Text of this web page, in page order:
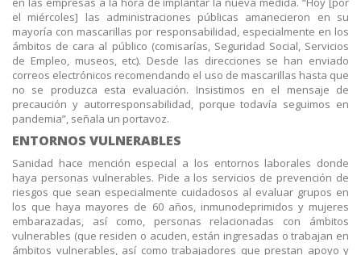
el miércoles] las administraciones públicas amanecieron en su
mayoría con mascarillas por responsabilidad, especialmente en los
ámbitos de cara al público (comisarías, Seguridad Social, Servicios
de Empleo, museos, etc). Desde las direcciones se han enviado
correos electrónicos recomendando el uso de mascarillas hasta que
no se produzca esta evaluación. Insistimos en el mensaje de
precaución y autorresponsabilidad, porque todavía seguimos en
pandemia”, señala un portavoz.
ENTORNOS VULNERABLES
Sanidad hace mención especial a los entornos laborales donde
haya personas vulnerables. Pide a los servicios de prevención de
riesgos que sean especialmente cuidadosos al evaluar grupos en
los que haya mayores de 60 años, inmunodeprimidos y mujeres
embarazadas, así como, personas relacionadas con ámbitos
vulnerables (que residen o acuden, están ingresadas o trabajan en
ámbitos vulnerables, así como trabajadores que prestan apoyo y